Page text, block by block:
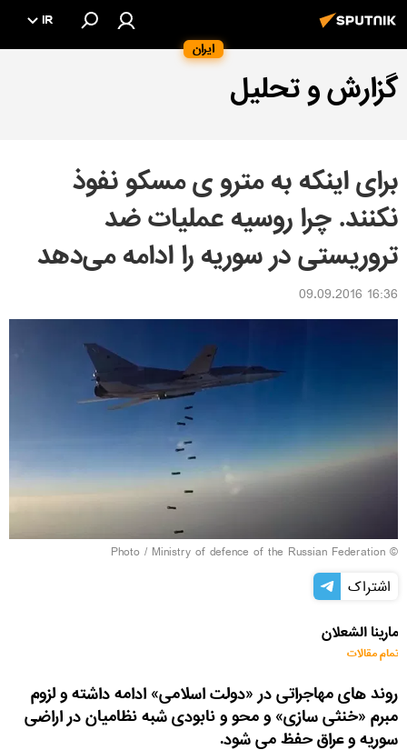
ایران
IR
گزارش و تحلیل
برای اینکه به مترو ی مسکو نفوذ
نکنند. چرا روسیه عملیات ضد
تروریستی در سوریه را ادامه می‌دهد
16:36 09.09.2016
© Photo / Ministry of defence of the Russian Federation
اشتراک
مارینا الشعلان
تمام مقالات
روند های مهاجراتی در «دولت اسلامی» ادامه داشته و لزوم
مبرم «خنثی سازی» و محو و نابودی شبه نظامیان در اراضی
سوریه و عراق حفظ می شود.